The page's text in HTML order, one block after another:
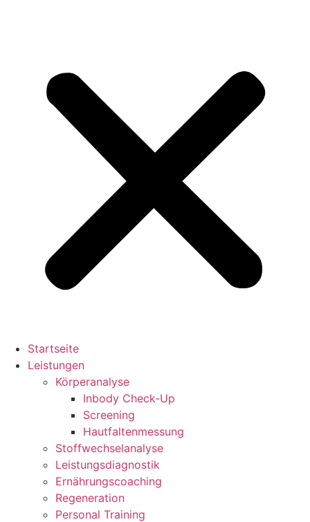
Startseite
Leistungen
Körperanalyse
Inbody Check-Up
Screening
Hautfaltenmessung
Stoffwechselanalyse
Leistungsdiagnostik
Ernährungscoaching
Regeneration
Personal Training